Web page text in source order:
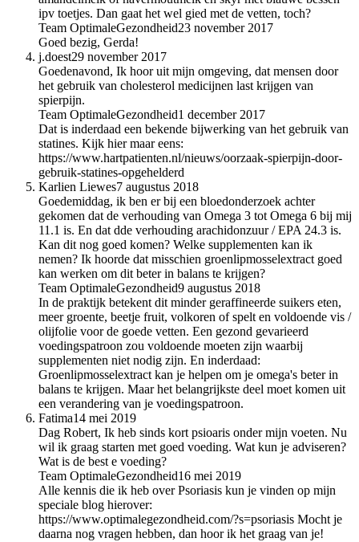
ipv toetjes. Dan gaat het wel gied met de vetten, toch?
Team OptimaleGezondheid23 november 2017
Goed bezig, Gerda!
j.doest29 november 2017
Goedenavond, Ik hoor uit mijn omgeving, dat mensen door
het gebruik van cholesterol medicijnen last krijgen van
spierpijn.
Team OptimaleGezondheid1 december 2017
Dat is inderdaad een bekende bijwerking van het gebruik van
statines. Kijk hier maar eens:
https://www.hartpatienten.nl/nieuws/oorzaak-spierpijn-door-
gebruik-statines-opgehelderd
Karlien Liewes7 augustus 2018
Goedemiddag, ik ben er bij een bloedonderzoek achter
gekomen dat de verhouding van Omega 3 tot Omega 6 bij mij
11.1 is. En dat dde verhouding arachidonzuur / EPA 24.3 is.
Kan dit nog goed komen? Welke supplementen kan ik
nemen? Ik hoorde dat misschien groenlipmosselextract goed
kan werken om dit beter in balans te krijgen?
Team OptimaleGezondheid9 augustus 2018
In de praktijk betekent dit minder geraffineerde suikers eten,
meer groente, beetje fruit, volkoren of spelt en voldoende vis /
olijfolie voor de goede vetten. Een gezond gevarieerd
voedingspatroon zou voldoende moeten zijn waarbij
supplementen niet nodig zijn. En inderdaad:
Groenlipmosselextract kan je helpen om je omega's beter in
balans te krijgen. Maar het belangrijkste deel moet komen uit
een verandering van je voedingspatroon.
Fatima14 mei 2019
Dag Robert, Ik heb sinds kort psioaris onder mijn voeten. Nu
wil ik graag starten met goed voeding. Wat kun je adviseren?
Wat is de best e voeding?
Team OptimaleGezondheid16 mei 2019
Alle kennis die ik heb over Psoriasis kun je vinden op mijn
speciale blog hierover:
https://www.optimalegezondheid.com/?s=psoriasis Mocht je
daarna nog vragen hebben, dan hoor ik het graag van je!